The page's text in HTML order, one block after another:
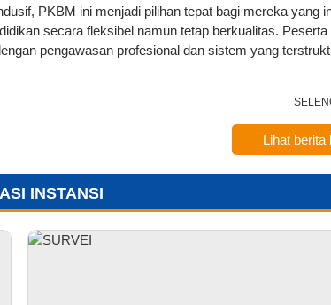
PKBM ini menjadi pilihan tepat bagi mereka yang
secara fleksibel namun tetap berkualitas.
pengawasan profesional dan sistem yang
Lihat berita
INSTANSI